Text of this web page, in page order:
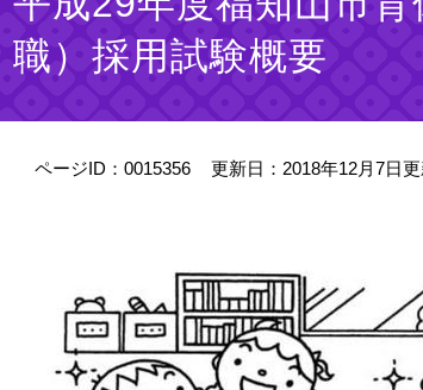
職）採用試験概要
ページID：0015356 更新日：2018年12月7日